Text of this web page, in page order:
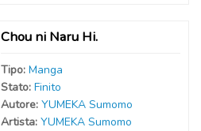
Chou ni Naru Hi.
Tipo: Manga
Stato: Finito
Autore: YUMEKA Sumomo
Artista: YUMEKA Sumomo